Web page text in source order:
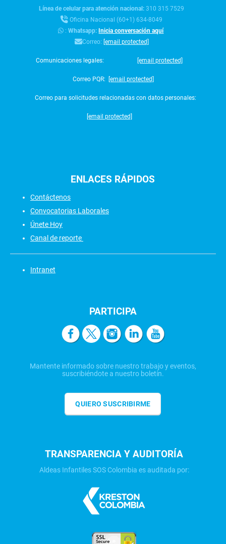
Línea de celular para atención nacional:310 315 7529
Oficina Nacional (60+1) 634-8049
:Whatsapp: Inicia conversación aquí
Correo: [email protected]
Comunicaciones legales: [email protected]
Correo PQR: [email protected]
Correo para solicitudes relacionadas con datos personales:
[email protected]
ENLACES RÁPIDOS
Contáctenos
Convocatorias Laborales
Únete Hoy
Canal de reporte
Intranet
PARTICIPA
Mantente informado sobre nuestro trabajo y eventos,
suscribiéndote a nuestro boletín.
QUIERO SUSCRIBIRME
TRANSPARENCIA Y AUDITORÍA
Aldeas Infantiles SOS Colombia es auditada por: